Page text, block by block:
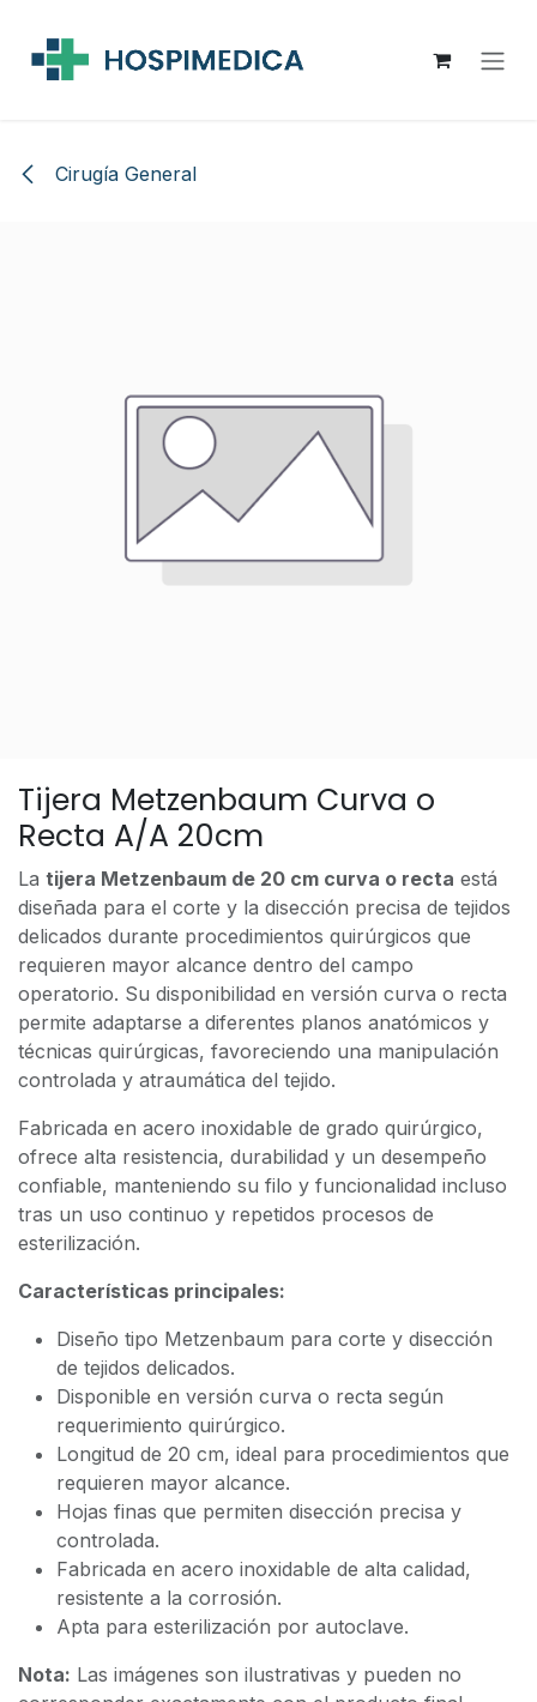
Cirugía General
Tijera Metzenbaum Curva o
Recta A/A 20cm
La tijera Metzenbaum de 20 cm curva o recta está
diseñada para el corte y la disección precisa de tejidos
delicados durante procedimientos quirúrgicos que
requieren mayor alcance dentro del campo
operatorio. Su disponibilidad en versión curva o recta
permite adaptarse a diferentes planos anatómicos y
técnicas quirúrgicas, favoreciendo una manipulación
controlada y atraumática del tejido.
Fabricada en acero inoxidable de grado quirúrgico,
ofrece alta resistencia, durabilidad y un desempeño
confiable, manteniendo su filo y funcionalidad incluso
tras un uso continuo y repetidos procesos de
esterilización.
Características principales:
Diseño tipo Metzenbaum para corte y disección
de tejidos delicados.
Disponible en versión curva o recta según
requerimiento quirúrgico.
Longitud de 20 cm, ideal para procedimientos que
requieren mayor alcance.
Hojas finas que permiten disección precisa y
controlada.
Fabricada en acero inoxidable de alta calidad,
resistente a la corrosión.
Apta para esterilización por autoclave.
Nota: Las imágenes son ilustrativas y pueden no